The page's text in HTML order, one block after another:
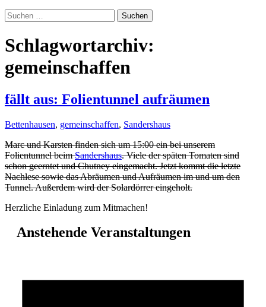
Suchen
nach:
Schlagwortarchiv:
gemeinschaffen
fällt aus: Folientunnel aufräumen
Bettenhausen, gemeinschaffen, Sandershaus
Marc und Karsten finden sich um 15:00 ein bei unserem
Folientunnel beimSandershaus. Viele der späten Tomaten sind
schon geerntet und Chutney eingemacht. Jetzt kommt die letzte
Nachlese sowie das Abräumen und Aufräumen im und um den
Tunnel. Außerdem wird der Solardörrer eingeholt.
Herzliche Einladung zum Mitmachen!
Anstehende Veranstaltungen